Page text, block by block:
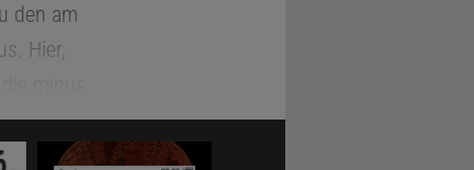
den am
Hier,
das
recht